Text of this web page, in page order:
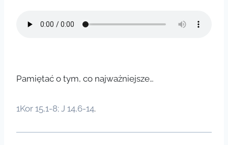
Pamiętać o tym, co najważniejsze…
1Kor 15,1-8; J 14,6-14.